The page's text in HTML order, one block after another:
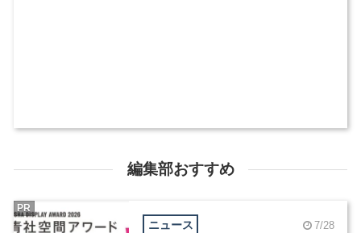
編集部おすすめ
ニュース 7/28
PR